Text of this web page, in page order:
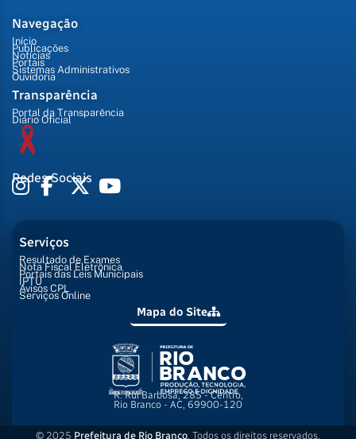
Navegação
Início
Publicações
Notícias
Portais
Sistemas Administrativos
Ouvidoria
Transparência
Portal da Transparência
Diário Oficial
Redes Sociais
Serviços
Resultado de Exames
Nota Fiscal Eletrônica
Portais das Leis Municipais
IPTU
Avisos CPL
Serviços Online
Mapa do Site
R. Rui Barbosa, 285 - Centro,
Rio Branco - AC, 69900-120
© 2025 Prefeitura de Rio Branco . Todos os direitos reservados.